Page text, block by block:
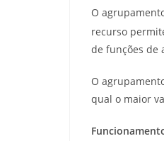
O
recurso
de funções de
O
qual o maior